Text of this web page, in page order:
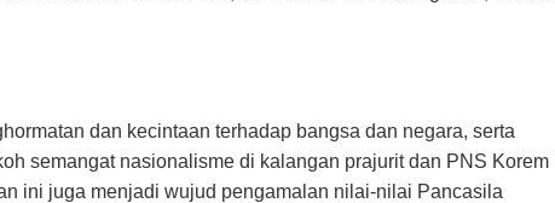
dan kecintaan terhadap bangsa dan negara, serta
semangat nasionalisme di kalangan prajurit dan PNS Korem
ini juga menjadi wujud pengamalan nilai-nilai Pancasila